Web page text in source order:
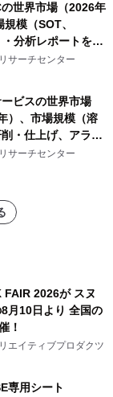
世界市場（2026年
模（SOT、
分析レポートを発
サーチセンター
ビスの世界市場
）、市場規模（溶
・仕上げ、アライ
分析レポートを発
サーチセンター
FAIR 2026が スヌ
月10日より 全国の
！
エイティブプロダクツ
専用シート